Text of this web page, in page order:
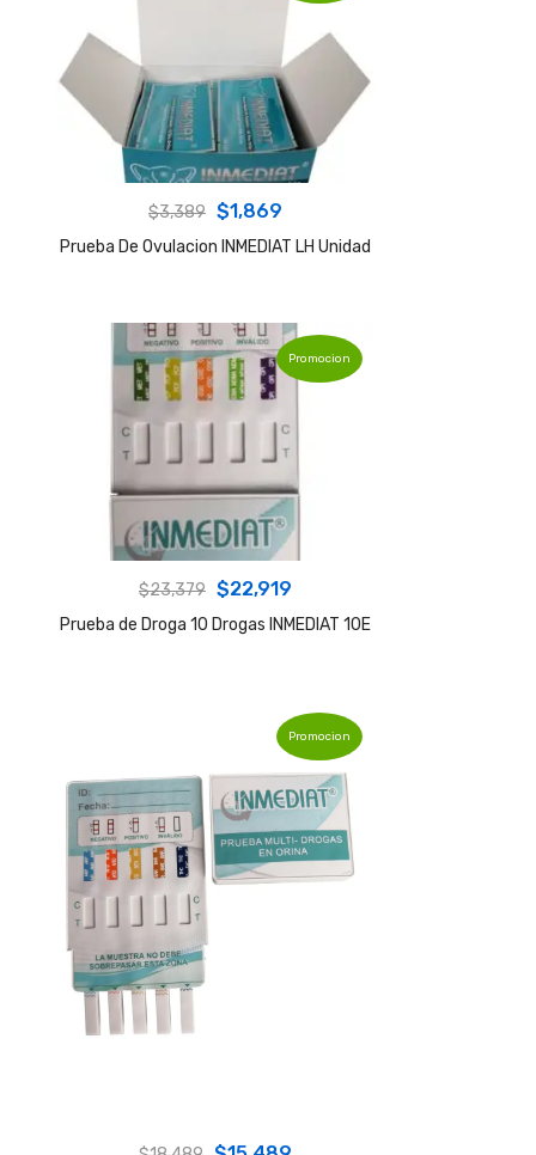
$3,389 Original
price
$1,869
price
Prueba De Ovulacion INMEDIAT LH Unidad
Promocion
$23,379 Original
price
$22,919
price
Prueba de Droga 10 Drogas INMEDIAT 10E
Promocion